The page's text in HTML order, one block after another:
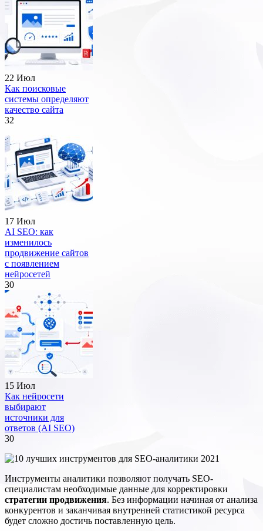
22 Июл
Как поисковые
системы определяют
качество сайта
32
17 Июл
AI SEO: как
изменилось
продвижение сайтов
с появлением
нейросетей
30
15 Июл
Как нейросети
выбирают
источники для
ответов (AI SEO)
30
Инструменты аналитики позволяют получать SEO-
специалистам необходимые данные для корректировки
стратегии продвижения. Без информации начиная от анализа
конкурентов и заканчивая внутренней статистикой ресурса
будет сложно достичь поставленную цель.